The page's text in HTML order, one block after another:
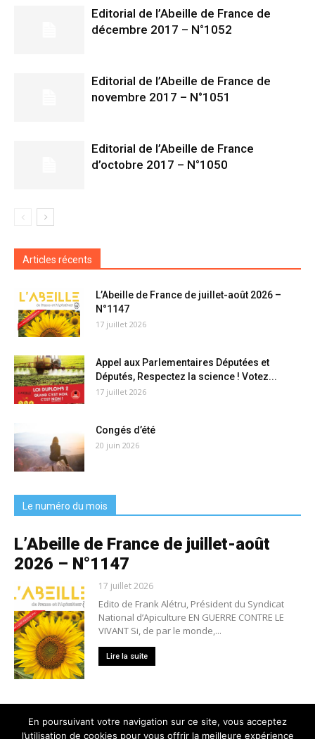
Editorial de l’Abeille de France de
décembre 2017 – N°1052
Editorial de l’Abeille de France de
novembre 2017 – N°1051
Editorial de l’Abeille de France
d’octobre 2017 – N°1050
Articles récents
L’Abeille de France de juillet-août 2026 –
N°1147
17 juillet 2026
Appel aux Parlementaires Députées et
Députés, Respectez la science ! Votez...
17 juillet 2026
Congés d’été
20 juin 2026
Le numéro du mois
L’Abeille de France de juillet-août
2026 – N°1147
17 juillet 2026
Edito de Frank Alétru, Président du Syndicat
National d’Apiculture EN GUERRE CONTRE LE
VIVANT Si, de par le monde,...
Lire la suite
Nous contacter Conditions générales de vente
En poursuivant votre navigation sur ce site, vous acceptez
l’utilisation de cookies pour vous offrir la meilleure expérience